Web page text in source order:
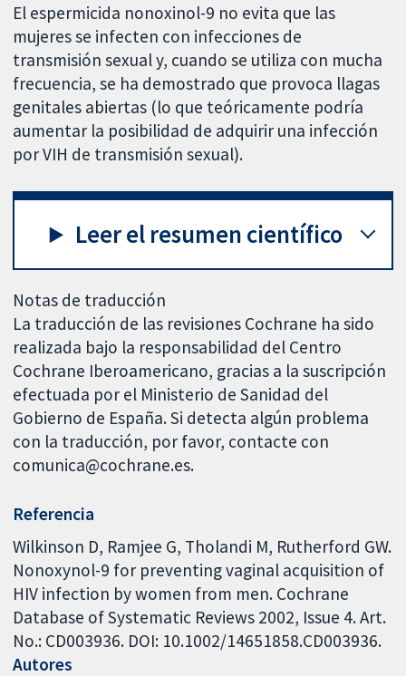
El espermicida nonoxinol-9 no evita que las
mujeres se infecten con infecciones de
transmisión sexual y, cuando se utiliza con mucha
frecuencia, se ha demostrado que provoca llagas
genitales abiertas (lo que teóricamente podría
aumentar la posibilidad de adquirir una infección
por VIH de transmisión sexual).
Leer el resumen científico
Notas de traducción
La traducción de las revisiones Cochrane ha sido
realizada bajo la responsabilidad del Centro
Cochrane Iberoamericano, gracias a la suscripción
efectuada por el Ministerio de Sanidad del
Gobierno de España. Si detecta algún problema
con la traducción, por favor, contacte con
comunica@cochrane.es.
Referencia
Wilkinson D, Ramjee G, Tholandi M, Rutherford GW.
Nonoxynol-9 for preventing vaginal acquisition of
HIV infection by women from men. Cochrane
Database of Systematic Reviews 2002, Issue 4. Art.
No.: CD003936. DOI: 10.1002/14651858.CD003936.
Autores